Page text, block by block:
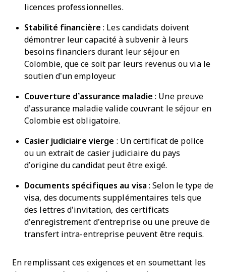
licences professionnelles.
Stabilité financière : Les candidats doivent
démontrer leur capacité à subvenir à leurs
besoins financiers durant leur séjour en
Colombie, que ce soit par leurs revenus ou via le
soutien d’un employeur.
Couverture d’assurance maladie : Une preuve
d’assurance maladie valide couvrant le séjour en
Colombie est obligatoire.
Casier judiciaire vierge : Un certificat de police
ou un extrait de casier judiciaire du pays
d’origine du candidat peut être exigé.
Documents spécifiques au visa : Selon le type de
visa, des documents supplémentaires tels que
des lettres d’invitation, des certificats
d’enregistrement d’entreprise ou une preuve de
transfert intra-entreprise peuvent être requis.
En remplissant ces exigences et en soumettant les